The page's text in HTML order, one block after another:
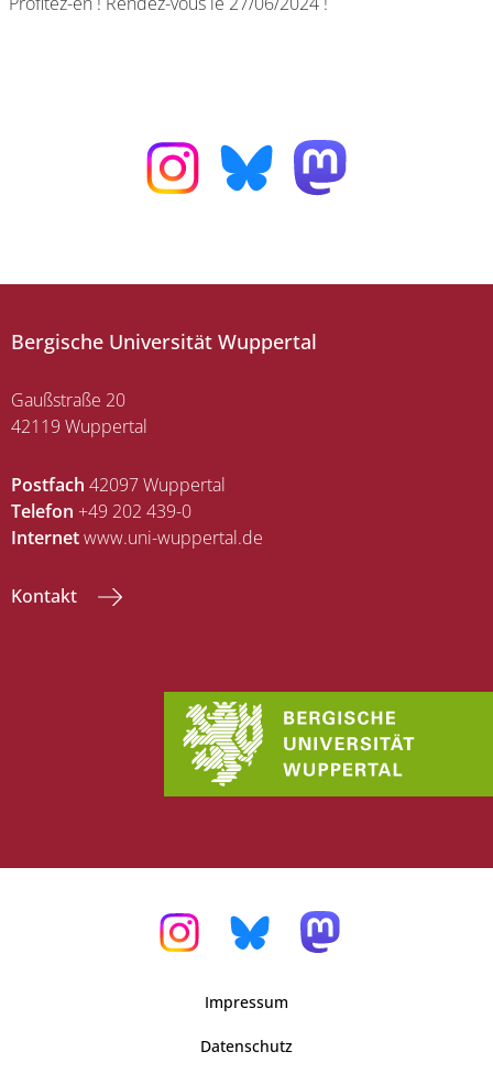
Bergische Universität Wuppertal
Gaußstraße 20
42119 Wuppertal
Postfach 42097 Wuppertal
Telefon +49 202 439-0
Internetwww.uni-wuppertal.de
Kontakt
Impressum
Datenschutz